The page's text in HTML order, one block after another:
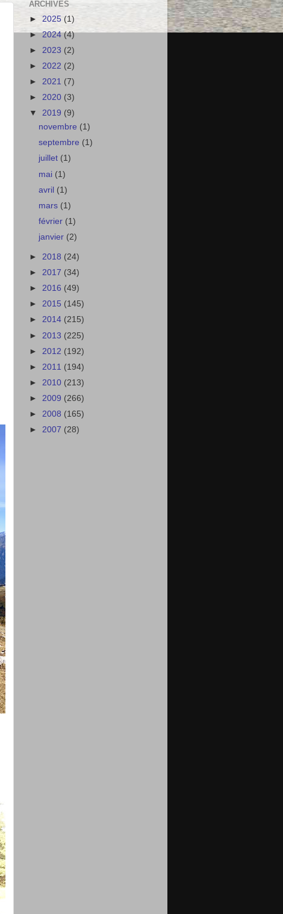
ARCHIVES
► 2025 (1)
►2024(4)
► 2023 (2)
► 2022 (2)
► 2021 (7)
► 2020 (3)
▼ 2019 (9)
novembre (1)
septembre (1)
juillet (1)
mai (1)
avril (1)
mars (1)
février (1)
janvier (2)
► 2018 (24)
► 2017 (34)
► 2016 (49)
► 2015 (145)
► 2014 (215)
► 2013 (225)
► 2012 (192)
► 2011 (194)
► 2010 (213)
► 2009 (266)
► 2008 (165)
► 2007 (28)